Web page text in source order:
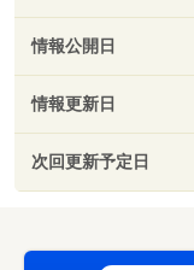
情報公開日
情報更新日
次回更新予定日